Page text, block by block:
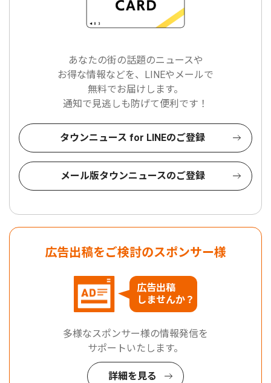
あなたの街の話題のニュースや
お得な情報などを、LINEやメールで
無料でお届けします。
通知で見逃しも防げて便利です！
タウンニュース for LINEのご登録
メール版タウンニュースのご登録
広告出稿をご検討のスポンサー様
広告出稿
しませんか？
多様なスポンサー様の情報発信を
サポートいたします。
詳細を見る